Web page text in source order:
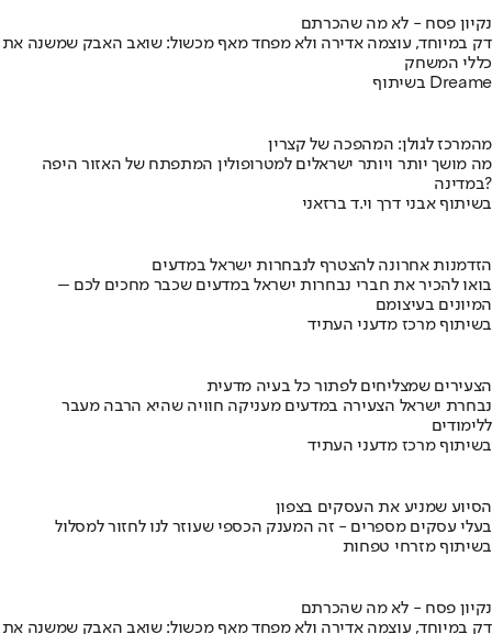
נקיון פסח - לא מה שהכרתם
דק במיוחד, עוצמה אדירה ולא מפחד מאף מכשול: שואב האבק שמשנה את
כללי המשחק
בשיתוף Dreame
מהמרכז לגולן: המהפכה של קצרין
מה מושך יותר ויותר ישראלים למטרופולין המתפתח של האזור היפה
במדינה?
בשיתוף אבני דרך וי.ד ברזאני
הזדמנות אחרונה להצטרף לנבחרות ישראל במדעים
בואו להכיר את חברי נבחרות ישראל במדעים שכבר מחכים לכם –
המיונים בעיצומם
בשיתוף מרכז מדעני העתיד
הצעירים שמצליחים לפתור כל בעיה מדעית
נבחרת ישראל הצעירה במדעים מעניקה חוויה שהיא הרבה מעבר
ללימודים
בשיתוף מרכז מדעני העתיד
הסיוע שמניע את העסקים בצפון
בעלי עסקים מספרים - זה המענק הכספי שעוזר לנו לחזור למסלול
בשיתוף מזרחי טפחות
נקיון פסח - לא מה שהכרתם
דק במיוחד, עוצמה אדירה ולא מפחד מאף מכשול: שואב האבק שמשנה את